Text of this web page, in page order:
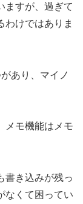
ますが、過ぎて
わけではありま
あり、マイノ
メモ機能はメモ
書き込みが残っ
なくて困ってい